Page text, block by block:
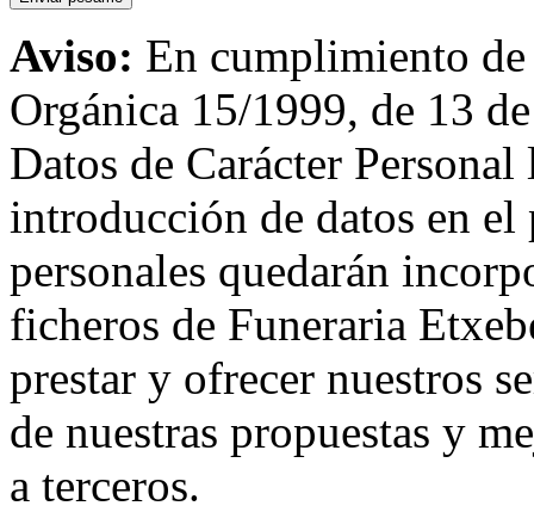
Aviso: En cumplimiento
Orgánica 15/1999, de 13
Datos de Carácter
introducción de datos en
personales quedarán
ficheros de Funeraria
prestar y ofrecer nuestros
de nuestras propuestas y
a terceros.